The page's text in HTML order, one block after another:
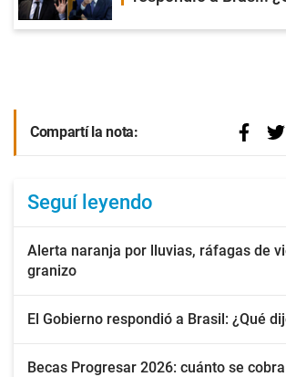
Compartí la nota:
Seguí leyendo
Alerta naranja por lluvias, ráfagas de
granizo
El Gobierno respondió a Brasil: ¿Qué
Becas Progresar 2026: cuánto se